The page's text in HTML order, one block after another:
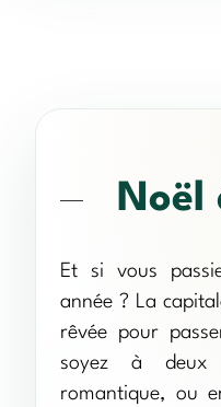
Noël
Et si vous
année ? La
rêvée pour
soyez à deux
romantique, ou